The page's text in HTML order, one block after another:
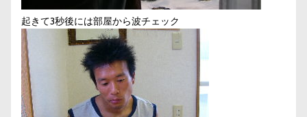
起きて3秒後には部屋から波チェック